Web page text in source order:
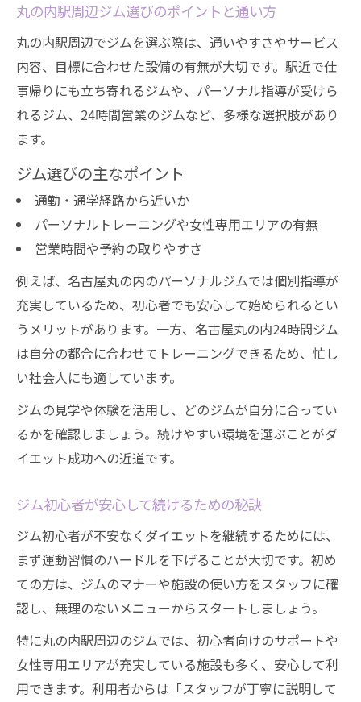
ジムとピラティス併用のおすすめ方法
安心して始めるための初心者マナーポイント
ジム初心者が守るべきマナーとルール解説
安心して通えるジムマナーの基本知識
ジム利用時のトラブル回避ポイントを紹介
術
ジム通いで恥をかかないための立ち振る舞
い
継続を支えるジムの活用で理想を実現
ジム通い継続のコツと習慣化テクニック
目標達成に近づくジム活用の実践アイデア
無理なく続けられるジム習慣の作り方
ダイエット継続を支えるジム選びの視点
丸の内駅周辺ジム選びのポイントと通い方
丸の内駅周辺でジムを選ぶ際は、通いやすさやサービス
内容、目標に合わせた設備の有無が大切です。駅近で仕
事帰りにも立ち寄れるジムや、パーソナル指導が受けら
れるジム、24時間営業のジムなど、多様な選択肢があり
ます。
ジム選びの主なポイント
通勤・通学経路から近いか
パーソナルトレーニングや女性専用エリアの有無
営業時間や予約の取りやすさ
例えば、名古屋丸の内のパーソナルジムでは個別指導が
充実しているため、初心者でも安心して始められるとい
うメリットがあります。一方、名古屋丸の内24時間ジム
は自分の都合に合わせてトレーニングできるため、忙し
い社会人にも適しています。
ジムの見学や体験を活用し、どのジムが自分に合ってい
るかを確認しましょう。続けやすい環境を選ぶことがダ
イエット成功への近道です。
ジム初心者が安心して続けるための秘訣
ジム初心者が不安なくダイエットを継続するためには、
まず運動習慣のハードルを下げることが大切です。初め
ての方は、ジムのマナーや施設の使い方をスタッフに確
認し、無理のないメニューからスタートしましょう。
特に丸の内駅周辺のジムでは、初心者向けのサポートや
女性専用エリアが充実している施設も多く、安心して利
用できます。利用者からは「スタッフが丁寧に説明して